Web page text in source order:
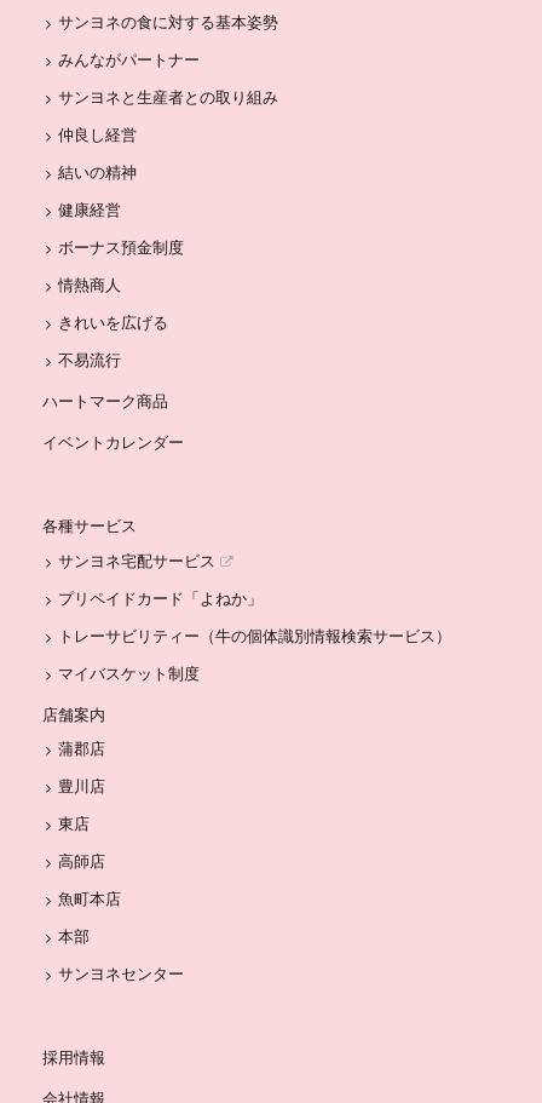
サンヨネの食に対する基本姿勢
みんながパートナー
サンヨネと生産者との取り組み
仲良し経営
結いの精神
健康経営
ボーナス預金制度
情熱商人
きれいを広げる
不易流行
ハートマーク商品
イベントカレンダー
各種サービス
サンヨネ宅配サービス
プリペイドカード「よねか」
トレーサビリティー（牛の個体識別情報検索サービス）
マイバスケット制度
店舗案内
蒲郡店
豊川店
東店
高師店
魚町本店
本部
サンヨネセンター
採用情報
会社情報